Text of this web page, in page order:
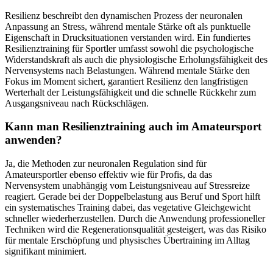
Resilienz beschreibt den dynamischen Prozess der neuronalen
Anpassung an Stress, während mentale Stärke oft als punktuelle
Eigenschaft in Drucksituationen verstanden wird. Ein fundiertes
Resilienztraining für Sportler umfasst sowohl die psychologische
Widerstandskraft als auch die physiologische Erholungsfähigkeit des
Nervensystems nach Belastungen. Während mentale Stärke den
Fokus im Moment sichert, garantiert Resilienz den langfristigen
Werterhalt der Leistungsfähigkeit und die schnelle Rückkehr zum
Ausgangsniveau nach Rückschlägen.
Kann man Resilienztraining auch im Amateursport
anwenden?
Ja, die Methoden zur neuronalen Regulation sind für
Amateursportler ebenso effektiv wie für Profis, da das
Nervensystem unabhängig vom Leistungsniveau auf Stressreize
reagiert. Gerade bei der Doppelbelastung aus Beruf und Sport hilft
ein systematisches Training dabei, das vegetative Gleichgewicht
schneller wiederherzustellen. Durch die Anwendung professioneller
Techniken wird die Regenerationsqualität gesteigert, was das Risiko
für mentale Erschöpfung und physisches Übertraining im Alltag
signifikant minimiert.